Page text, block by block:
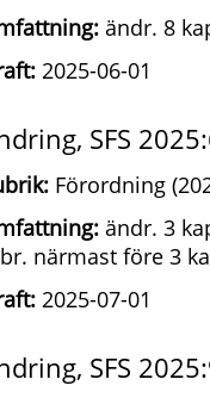
ändr. 8
2025-06-01
SFS
Förordning
ändr. 3
närmast före 3
2025-07-01
SFS